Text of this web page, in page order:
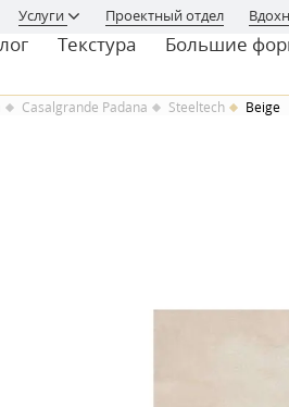
Услуги Проектный отдел
Текстура Большие
Casalgrande Padana Steeltech Beige